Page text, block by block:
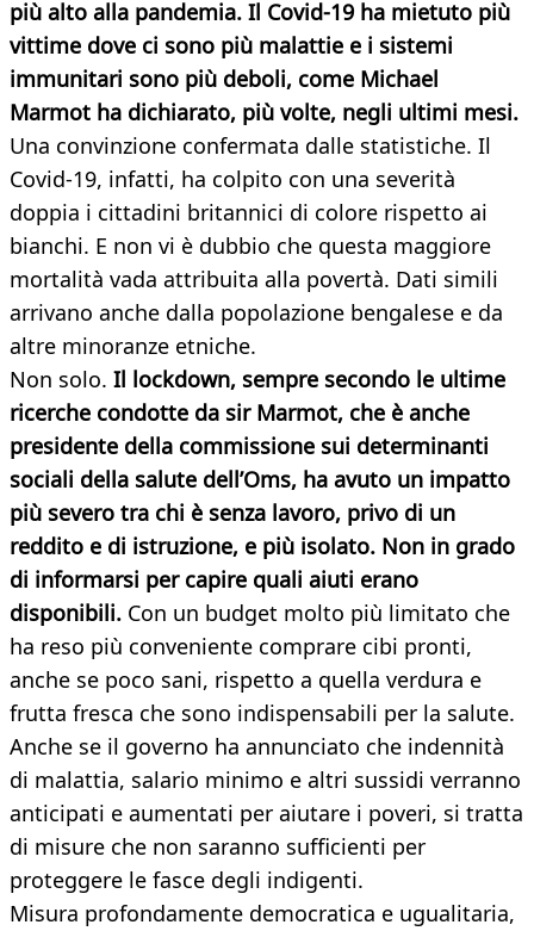
più alto alla pandemia. Il Covid-19 ha mietuto più
vittime dove ci sono più malattie e i sistemi
immunitari sono più deboli, come Michael
Marmot ha dichiarato, più volte, negli ultimi mesi.
Una convinzione confermata dalle statistiche. Il
Covid-19, infatti, ha colpito con una severità
doppia i cittadini britannici di colore rispetto ai
bianchi. E non vi è dubbio che questa maggiore
mortalità vada attribuita alla povertà. Dati simili
arrivano anche dalla popolazione bengalese e da
altre minoranze etniche.
Non solo. Il lockdown, sempre secondo le ultime
ricerche condotte da sir Marmot, che è anche
presidente della commissione sui determinanti
sociali della salute dell’Oms, ha avuto un impatto
più severo tra chi è senza lavoro, privo di un
reddito e di istruzione, e più isolato. Non in grado
di informarsi per capire quali aiuti erano
disponibili. Con un budget molto più limitato che
ha reso più conveniente comprare cibi pronti,
anche se poco sani, rispetto a quella verdura e
frutta fresca che sono indispensabili per la salute.
Anche se il governo ha annunciato che indennità
di malattia, salario minimo e altri sussidi verranno
anticipati e aumentati per aiutare i poveri, si tratta
di misure che non saranno sufficienti per
proteggere le fasce degli indigenti.
Misura profondamente democratica e ugualitaria,